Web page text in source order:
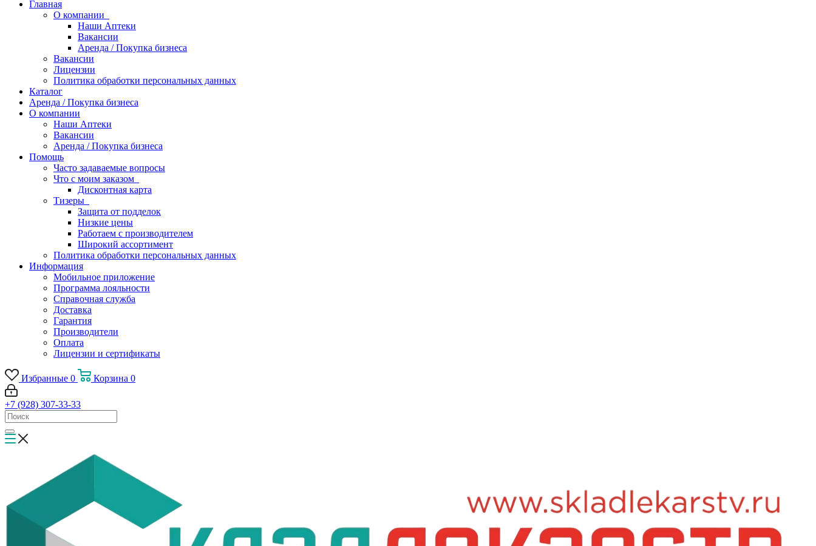
Главная
О компании
Наши Аптеки
Вакансии
Аренда / Покупка бизнеса
Вакансии
Лицензии
Политика обработки персональных данных
Каталог
Аренда / Покупка бизнеса
О компании
Наши Аптеки
Вакансии
Аренда / Покупка бизнеса
Помощь
Часто задаваемые вопросы
Что с моим заказом
Дисконтная карта
Тизеры
Защита от подделок
Низкие цены
Работаем с производителем
Широкий ассортимент
Политика обработки персональных данных
Информация
Мобильное приложение
Программа лояльности
Справочная служба
Доставка
Гарантия
Производители
Оплата
Лицензии и сертификаты
Избранные 0 Корзина 0
+7 (928) 307-33-33